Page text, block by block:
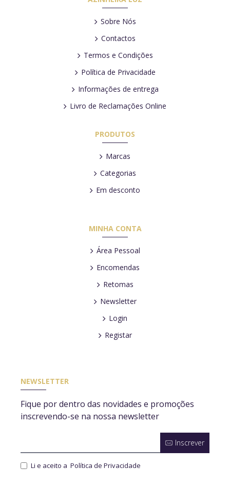
Sobre Nós
Contactos
Termos e Condições
Política de Privacidade
Informações de entrega
Livro de Reclamações Online
PRODUTOS
Marcas
Categorias
Em desconto
MINHA CONTA
Área Pessoal
Encomendas
Retomas
Newsletter
Login
Registar
NEWSLETTER
Fique por dentro das novidades e promoções
inscrevendo-se na nossa newsletter
Inscrever
Li e aceito a Política de Privacidade